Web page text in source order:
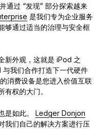
通过 “发现” 部分探索越来
是我们专为企业服务
够通过适当的治理与安全框
新外观，这就是 iPod 之
我们合作打造下一代硬件
消费设备是您进入价值互联
权的大门。
是如此。 Ledger Donjon
我们自己的解决方案进行压